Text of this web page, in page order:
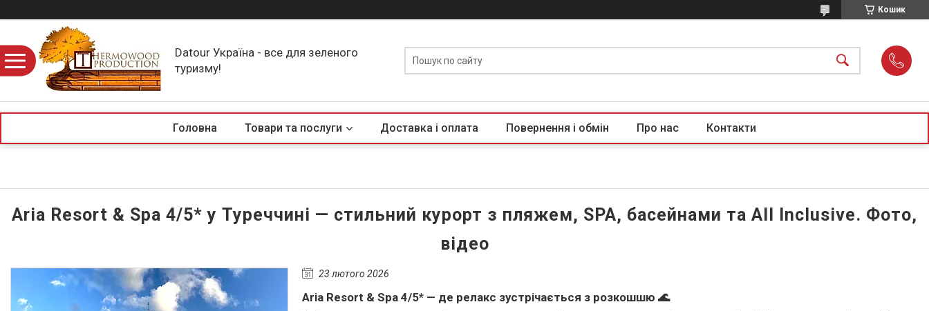
Кошик
Datour Україна - все для зеленого
туризму!
Головна Товари та послуги Доставка і оплата Повернення і обмін Про нас Контакти
Aria Resort & Spa 4/5* у Туреччині — стильний курорт з пляжем, SPA, басейнами та All Inclusive. Фото,
відео
23 лютого 2026
Aria Resort & Spa 4/5* — де релакс зустрічається з розкошшю 🌊